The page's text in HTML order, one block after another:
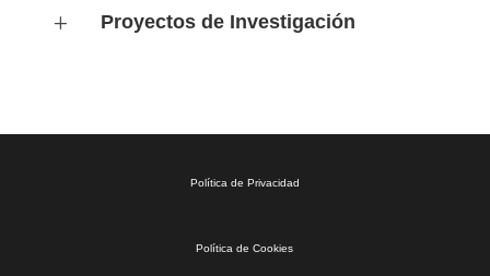
L
Proyectos de Investigación
Política de Privacidad
Política de Cookies